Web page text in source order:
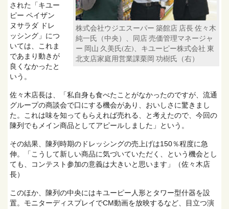
株式会社ウジエスーパー 築館店 店長 佐々木
純一氏（中央）、同店 売価管理マネージャ
ー 岡山 久美氏(左)、キユーピー株式会社 東
北支店家庭用営業課栗岡 功樹氏（右）
された「キユー
ピー ペイザン
ヌサラダ ドレ
ッシング」につ
いては、これま
であまり動きが
良くなかったと
いう。
佐々木店長は、「私自身も食べたことがなかったのですが、流通
グループの商談会で口にする機会があり、おいしさに驚きまし
た。これは味を知ってもらえれば売れる、と考えたので、今回の
陳列でもメイン商品としてアピールしました」という。
その結果、陳列時期のドレッシングの売上げは150％程度に急
伸。「こうして新しい商品に気づいていただく、という機会とし
ても、コンテスト参加の意義は大きいと思います」（佐々木店
長）
このほか、陳列の中央にはキユーピー人形とタワー型什器を設
置。モニターディスプレイでCM動画を放映するなど、目立つ演